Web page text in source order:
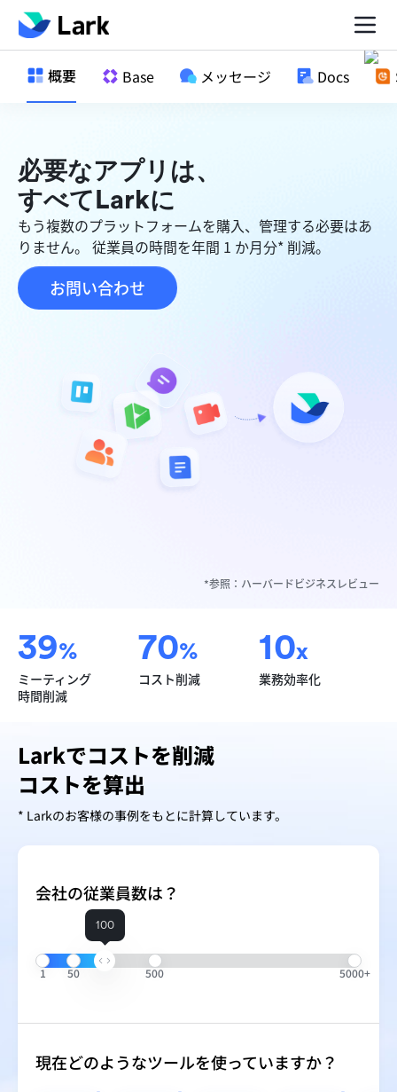
概要 Base メッセージ Docs
必要なアプリは、
すべてLarkに
もう複数のプラットフォームを購入、管理する必要はあ
りません。 従業員の時間を年間 1 か月分* 削減。
お問い合わせ
*参照：ハーバードビジネスレビュー
39%
ミーティング
時間削減
70%
コスト削減
10x
業務効率化
Larkでコストを削減
コストを算出
* Larkのお客様の事例をもとに計算しています。
会社の従業員数は？
1 50 500 5000+
100
現在どのようなツールを使っていますか？